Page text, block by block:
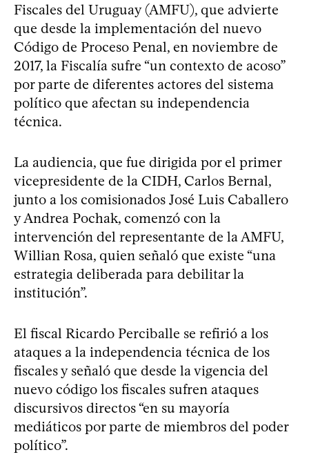
Fiscales del Uruguay (AMFU), que advierte
que desde la implementación del nuevo
Código de Proceso Penal, en noviembre de
2017, la Fiscalía sufre “un contexto de acoso”
por parte de diferentes actores del sistema
político que afectan su independencia
técnica.
La audiencia, que fue dirigida por el primer
vicepresidente de la CIDH, Carlos Bernal,
junto a los comisionados José Luis Caballero
y Andrea Pochak, comenzó con la
intervención del representante de la AMFU,
Willian Rosa, quien señaló que existe “una
estrategia deliberada para debilitar la
institución”.
El fiscal Ricardo Perciballe se refirió a los
ataques a la independencia técnica de los
fiscales y señaló que desde la vigencia del
nuevo código los fiscales sufren ataques
discursivos directos “en su mayoría
mediáticos por parte de miembros del poder
político”.